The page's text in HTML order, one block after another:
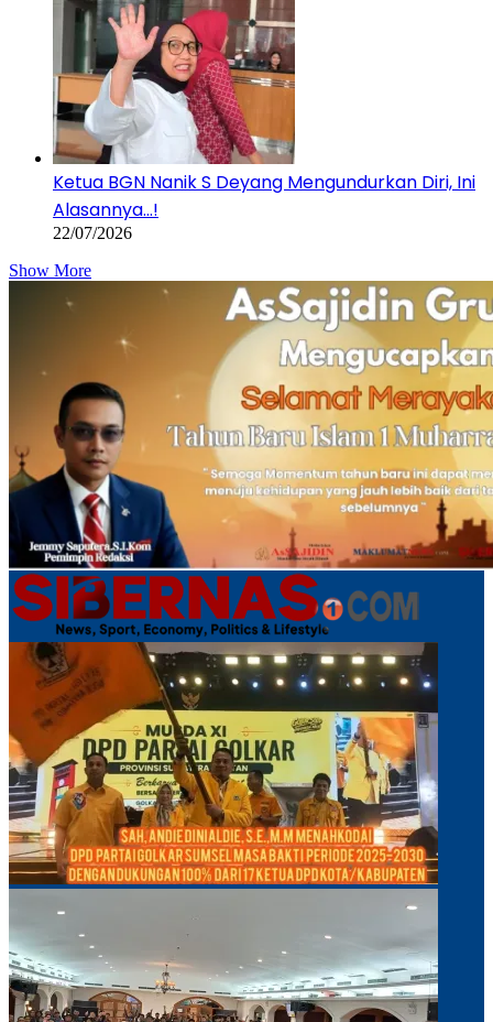
Ketua BGN Nanik S Deyang Mengundurkan Diri, Ini
Alasannya…!
22/07/2026
Show More